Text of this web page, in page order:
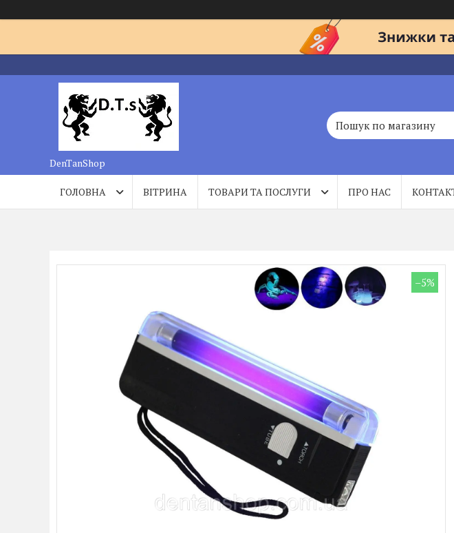
DenTanShop
ГОЛОВНА ВІТРИНА ТОВАРИ ТА ПОСЛУГИ ПРО НАС
–5%